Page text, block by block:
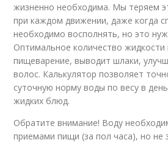
жизненно необходима. Мы теряем
при каждом движении, даже когда
необходимо восполнять, но это
Оптимальное количество жидкости
пищеварение, выводит шлаки,
волос. Калькулятор позволяет
суточную норму воды по весу в
жидких блюд.
Обратите внимание! Воду
приемами пищи (за пол часа), но не